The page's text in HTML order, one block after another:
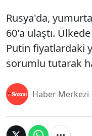
Rusya'da,
60'a ulaştı.
Putin fiyatlardaki
sorumlu tutarak
Haber Merkezi